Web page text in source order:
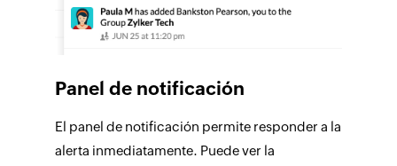
Panel de notificación
El panel de notificación permite responder a la
alerta inmediatamente. Puede ver la